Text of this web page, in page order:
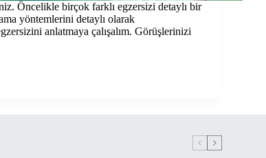
Öncelikle birçok farklı egzersizi detaylı bir
yöntemlerini detaylı olarak
anlatmaya çalışalım. Görüşlerinizi